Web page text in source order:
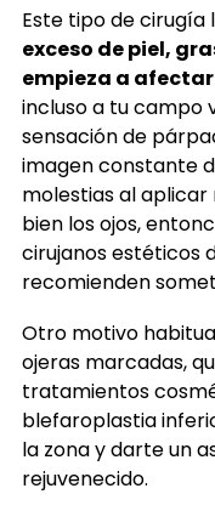
Este tipo de
exceso de piel,
empieza a
incluso a tu campo
sensación de
imagen constante
molestias al
bien los ojos,
cirujanos estéticos
recomienden
Otro motivo
ojeras marcadas,
tratamientos
blefaroplastia
la zona y darte un
rejuvenecido.